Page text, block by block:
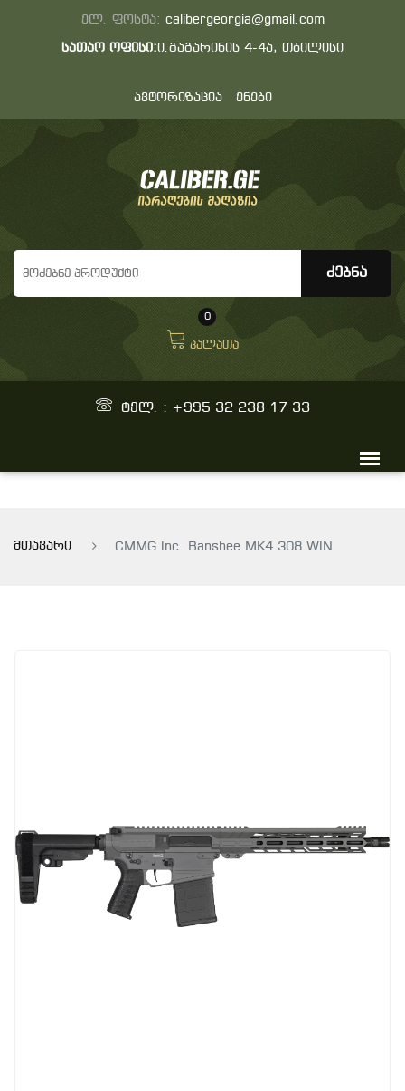
ელ. ფოსტა: calibergeorgia@gmail.com
სათაო ოფისი:ი.გაგარინის 4-4ა, თბილისი
ავტორიზაცია ენები
0
კალათა
ტელ. : +995 32 238 17 33
მთავარი CMMG Inc. Banshee MK4 308.WIN